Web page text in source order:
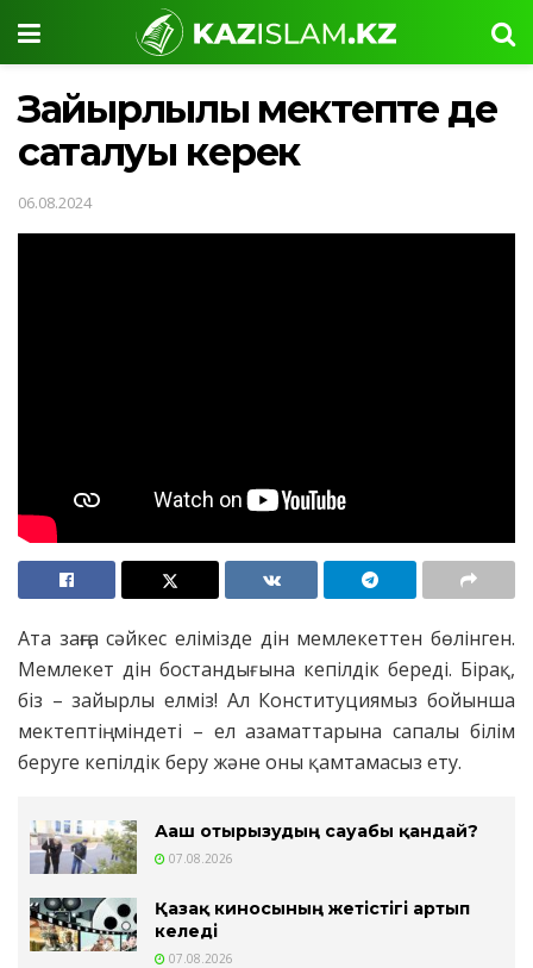
Зайырлылық мектепте де
сақталуы керек
06.08.2024
Ата заңға сәйкес елімізде дін мемлекеттен бөлінген.
Мемлекет дін бостандығына кепілдік береді. Бірақ,
біз – зайырлы елміз! Ал Конституциямыз бойынша
мектептің міндеті – ел азаматтарына сапалы білім
беруге кепілдік беру және оны қамтамасыз ету.
Ағаш отырғызудың сауабы қандай?
07.08.2026
Қазақ киносының жетістігі артып
келеді
07.08.2026